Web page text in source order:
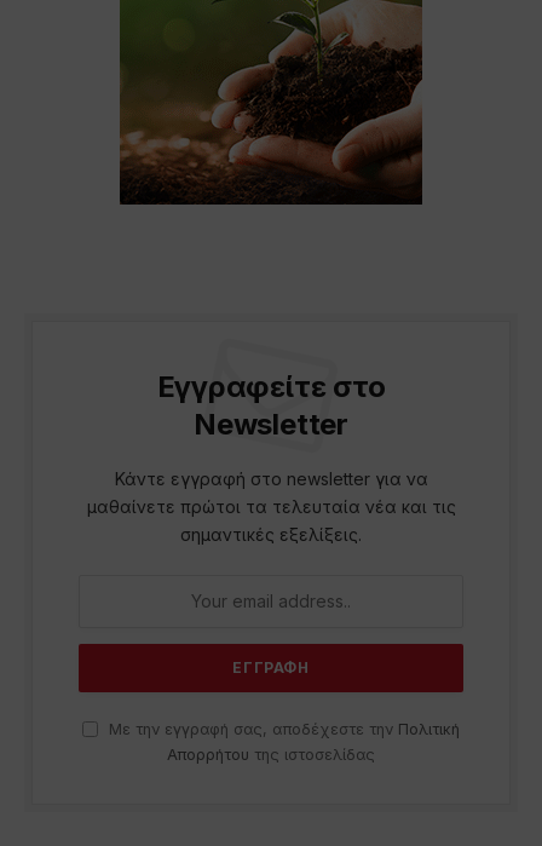
Εγγραφείτε στο
Newsletter
Κάντε εγγραφή στο newsletter για να
μαθαίνετε πρώτοι τα τελευταία νέα και τις
σημαντικές εξελίξεις.
Με την εγγραφή σας, αποδέχεστε την Πολιτική
Απορρήτου της ιστοσελίδας